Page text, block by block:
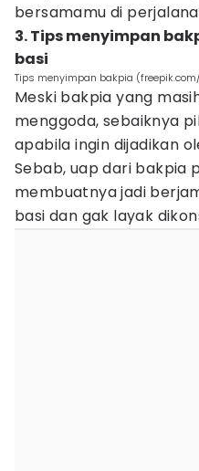
bersamamu di
3. Tips menyimpan
basi
Tips menyimpan bakpia
Meski bakpia yang
menggoda, sebaiknya
apabila ingin dijadikan
Sebab, uap dari bakpia
membuatnya jadi
basi dan gak layak